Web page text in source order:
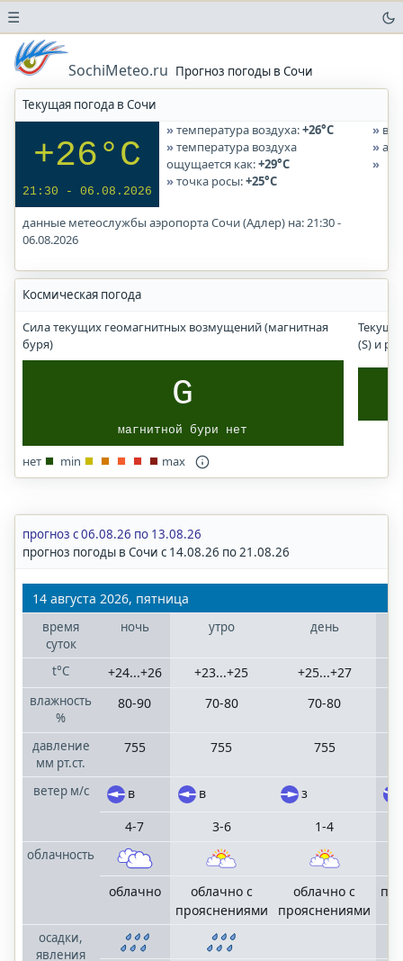
SochiMeteo.ru Прогноз погоды в Сочи
☰
+26°C
21:30 - 06.08.2026
Текущая погода в Сочи
данные метеослужбы аэропорта Сочи (Адлер) на: 21:30 -
06.08.2026
температура воздуха:+26°C
температура воздуха
ощущается как:+29°C
точка росы:+25°C
Космическая погода
Сила текущих геомагнитных возмущений (магнитная
буря)
G
магнитной бури нет
(S) и
нет min max
прогноз с 06.08.26 по 13.08.26
прогноз погоды в Сочи с 14.08.26 по 21.08.26
14 августа 2026, пятница
время
суток
t°C
влажность
%
давление
мм рт.ст.
ветер м/с
облачность
осадки,
явления
ночь
+24...+26
80-90
755
в
4-7
облачно
утро
+23...+25
70-80
755
в
3-6
облачно с
прояснениями
день
+25...+27
70-80
755
з
1-4
облачно с
прояснениями
Погода
в
Прогноз
солнечного
индекса
Погода
в
городах
пунктах
область
Краснодарский
край
Москва
Московская
область
Нижний
Новгород
Нижегородская
область
Ростов-на-Дону
Ростовская
Санкт-
Петербург
Сочи
населенные
пункты
Большого Сочи